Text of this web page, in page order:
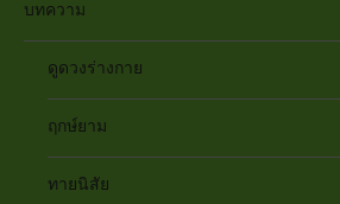
บทความ
ดูดวงร่างกาย
ฤกษ์ยาม
ทายนิสัย